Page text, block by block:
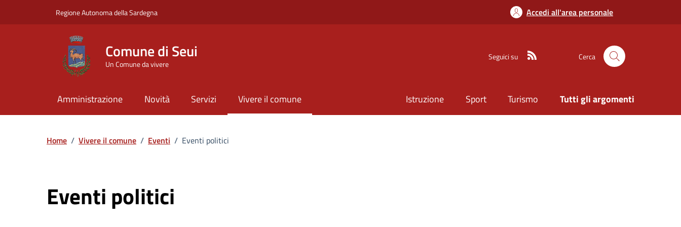
Regione Autonoma della Sardegna Accedi all'area personale
Comune di Seui
Un Comune da vivere
Seguici su Cerca
Amministrazione Novità Servizi Vivere il comune Istruzione Sport Turismo Tutti gli argomenti
Home / Vivere il comune / Eventi / Eventi politici
Eventi politici